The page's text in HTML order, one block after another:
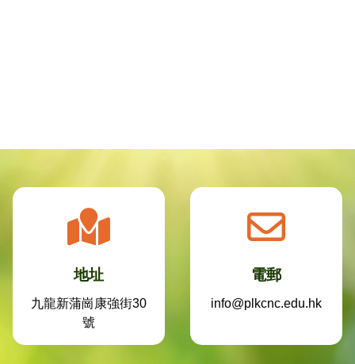
地址
九龍新蒲崗康強街30
號
電郵
info@plkcnc.edu.hk